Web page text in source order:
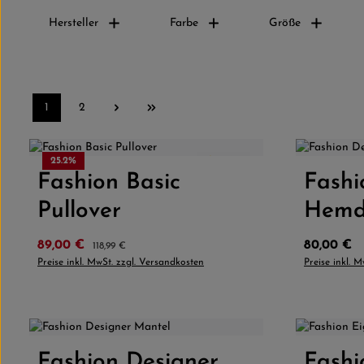
Hersteller Farbe Größe
1 2
25.2%
Produkt Anzahl: Gib den
Fashion Basic
Pullover
Verkaufspreis:
89,00 € Regulärer Preis:
118,99 €
Preise inkl. MwSt. zzgl. Versandkosten
Regulärer
80,00 €
Preise inkl.